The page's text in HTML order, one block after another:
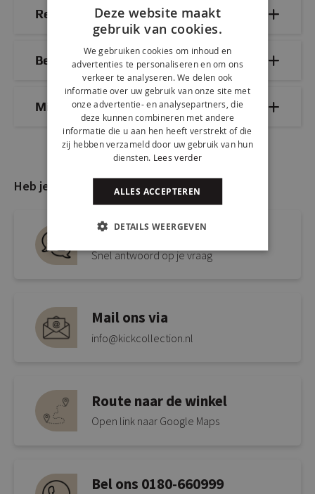
Reviews
Bezorg- & retourinformatie
Mix & Match
Heb je nog vragen?
Live chat
Snel antwoord op je vraag
Mail ons via
info@kickcollection.nl
Route naar de winkel
Open link naar Google Maps
Bel ons 0180-660999
Deze website maakt
gebruik van cookies.
We gebruiken cookies om inhoud en
advertenties te personaliseren en om ons
verkeer te analyseren. We delen ook
informatie over uw gebruik van onze site met
onze advertentie- en analysepartners, die
deze kunnen combineren met andere
informatie die u aan hen heeft verstrekt of die
zij hebben verzameld door uw gebruik van hun
diensten. Lees verder
ALLES ACCEPTEREN
DETAILS WEERGEVEN